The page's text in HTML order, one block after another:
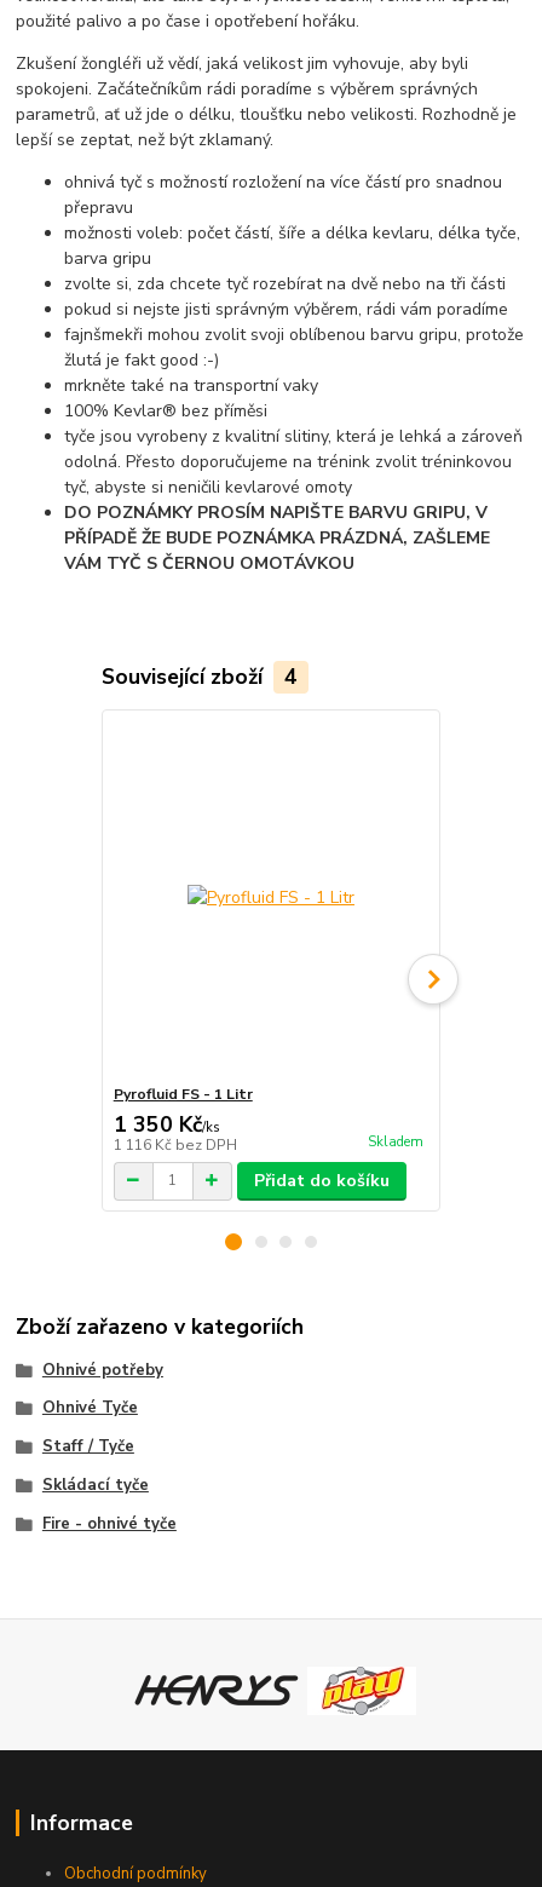
použité palivo a po čase i opotřebení hořáku.
Zkušení žongléři už vědí, jaká velikost jim vyhovuje, aby byli
spokojeni. Začátečníkům rádi poradíme s výběrem správných
parametrů, ať už jde o délku, tloušťku nebo velikosti. Rozhodně je
lepší se zeptat, než být zklamaný.
ohnivá tyč s možností rozložení na více částí pro snadnou
přepravu
možnosti voleb: počet částí, šíře a délka kevlaru, délka tyče,
barva gripu
zvolte si, zda chcete tyč rozebírat na dvě nebo na tři části
pokud si nejste jisti správným výběrem, rádi vám poradíme
fajnšmekři mohou zvolit svoji oblíbenou barvu gripu, protože
žlutá je fakt good :-)
mrkněte také na transportní vaky
100% Kevlar® bez příměsi
tyče jsou vyrobeny z kvalitní slitiny, která je lehká a zároveň
odolná. Přesto doporučujeme na trénink zvolit tréninkovou
tyč, abyste si neničili kevlarové omoty
DO POZNÁMKY PROSÍM NAPIŠTE BARVU GRIPU, V
PŘÍPADĚ ŽE BUDE POZNÁMKA PRÁZDNÁ, ZAŠLEME
VÁM TYČ S ČERNOU OMOTÁVKOU
Související zboží 4
Pyrofluid FS - 1 Litr
1 350 Kč/ks
1 116 Kč bez DPH Skladem
Přidat do košíku
Zboží zařazeno v kategoriích
Ohnivé potřeby
Ohnivé Tyče
Staff / Tyče
Skládací tyče
Fire - ohnivé tyče
Informace
Obchodní podmínky